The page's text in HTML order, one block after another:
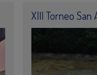
XIII Torneo